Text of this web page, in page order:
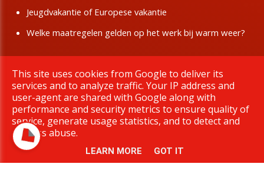
Jeugdvakantie of Europese vakantie
Welke maatregelen gelden op het werk bij warm weer?
Copyright © 2026 BBTK Limburg. All rights reserved.
Privacy & Cookies |UP-TO-DATE WebDesign
This site uses cookies from Google to deliver its
services and to analyze traffic. Your IP address and
user-agent are shared with Google along with
performance and security metrics to ensure quality of
service, generate usage statistics, and to detect and
address abuse.
LEARN MORE GOT IT